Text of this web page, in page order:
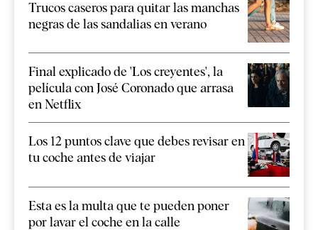
Trucos caseros para quitar las manchas
negras de las sandalias en verano
Final explicado de 'Los creyentes', la
película con José Coronado que arrasa
en Netflix
Los 12 puntos clave que debes revisar en
tu coche antes de viajar
Esta es la multa que te pueden poner
por lavar el coche en la calle